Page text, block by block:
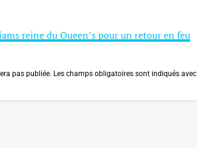
reine du Queen’s pour un retour en feu
pas publiée. Les champs obligatoires sont indiqués avec